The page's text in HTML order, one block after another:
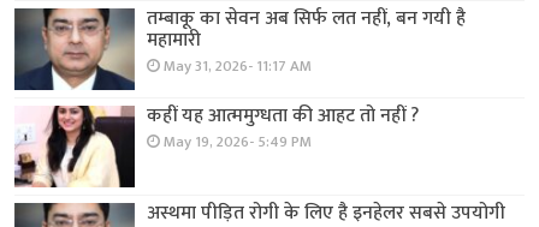
तम्बाकू का सेवन अब सिर्फ लत नहीं, बन गयी है
महामारी
May 31, 2026- 11:17 AM
कहीं यह आत्ममुग्धता की आहट तो नहीं ?
May 19, 2026- 5:49 PM
अस्थमा पीड़ित रोगी के लिए है इनहेलर सबसे उपयोगी